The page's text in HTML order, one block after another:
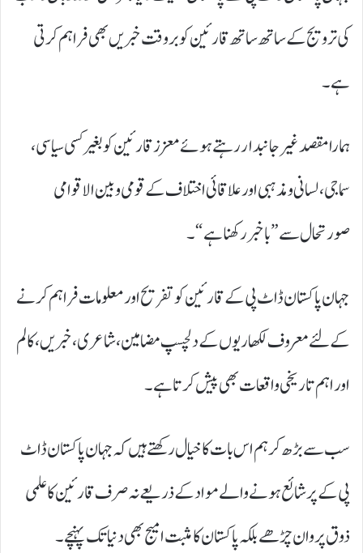
کی ترویج کے ساتھ ساتھ قارئین کو بر وقت خبریں بھی فراہم کرتی
ہے۔
ہمارا مقصد غیر جانبدار رہتے ہوئے معزز قارئین کو بغیر کسی سیاسی،
سماجی، لسانی و مذہبی اور علاقائی اختلاف کے قومی و بین الاقوامی
صورتحال سے”باخبر رکھنا ہے“۔
جہان پاکستان ڈاٹ پی کے قارئین کو تفریح اور معلومات فراہم کرنے
کے لئے معروف لکھاریوں کے دلچسپ مضامین، شاعری، خبریں، کالم
اور اہم تاریخی واقعات بھی پیش کرتا ہے۔
سب سے بڑھ کر ہم اس بات کا خیال رکھتے ہیں کہ جہان پاکستان ڈاٹ
پی کے پر شائع ہونے والے مواد کے ذریعے نہ صرف قارئین کا علمی
ذوق پروان چڑھے بلکہ پاکستان کا مثبت امیج بھی دنیا تک پہنچے۔